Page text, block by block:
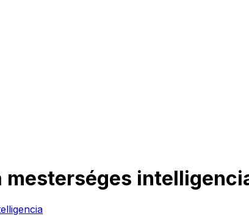
mesterséges